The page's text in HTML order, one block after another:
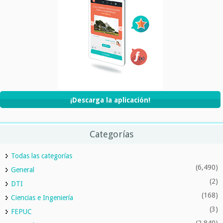
¡Descarga la aplicación!
Categorías
Todas las categorías
General
(6,490)
DTI (2)
Ciencias e Ingeniería (168)
FEPUC (3)